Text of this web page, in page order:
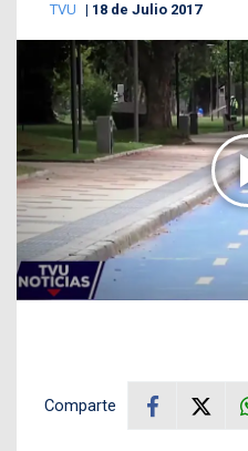
TVU 18 de Julio 2017
Comparte